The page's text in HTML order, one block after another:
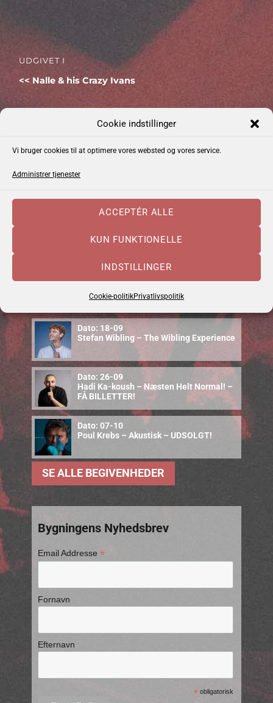
Cookie indstillinger
Vi bruger cookies til at optimere vores websted og vores service.
Administrer tjenester
ACCEPTÉR ALLE
KUN FUNKTIONELLE
INDSTILLINGER
Cookie-politikPrivatlivspolitik
Indlægsnavigation
UDGIVET I
Nalle & his Crazy Ivans
Kommende Begivenheder
Cajun Food & Music – september 2026
Dato: 12-09
Dato: 18-09
Stefan Wibling – The Wibling Experience
Dato: 26-09
Hadi Ka-koush – Næsten Helt Normal! –
FÅ BILLETTER!
Dato: 07-10
Poul Krebs – Akustisk – UDSOLGT!
SE ALLE BEGIVENHEDER
Bygningens Nyhedsbrev
Email Addresse*
Fornavn
Efternavn
* obligatorisk